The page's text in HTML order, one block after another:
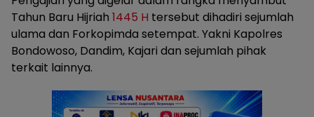
Tahun Baru Hijriah 1445 H tersebut dihadiri sejumlah
ulama dan Forkopimda setempat. Yakni Kapolres
Bondowoso, Dandim, Kajari dan sejumlah pihak
terkait lainnya.